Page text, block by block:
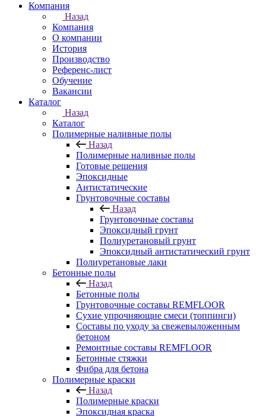
Компания
Назад
Компания
О компании
История
Производство
Референс-лист
Обучение
Вакансии
Каталог
Назад
Каталог
Полимерные наливные полы
Назад
Полимерные наливные полы
Готовые решения
Эпоксидные
Антистатические
Грунтовочные составы
Назад
Грунтовочные составы
Эпоксидный грунт
Полиуретановый грунт
Эпоксидный антистатический грунт
Полиуретановые лаки
Бетонные полы
Назад
Бетонные полы
Грунтовочные составы REMFLOOR
Сухие упрочняющие смеси (топпинги)
Составы по уходу за свежевыложенным
бетоном
Ремонтные составы REMFLOOR
Бетонные стяжки
Фибра для бетона
Полимерные краски
Назад
Полимерные краски
Эпоксидная краска